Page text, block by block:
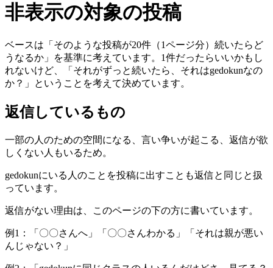
非表示の対象の投稿
ベースは「そのような投稿が20件（1ページ分）続いたらど
うなるか」を基準に考えています。1件だったらいいかもし
れないけど、「それがずっと続いたら、それはgedokunなの
か？」ということを考えて決めています。
返信しているもの
一部の人のための空間になる、言い争いが起こる、返信が欲
しくない人もいるため。
gedokunにいる人のことを投稿に出すことも返信と同じと扱
っています。
返信がない理由は、このページの下の方に書いています。
例1：「〇〇さんへ」「〇〇さんわかる」「それは親が悪い
んじゃない？」